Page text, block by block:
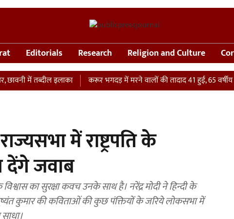
Editorials Research Religion and Culture
में तब्दील इलाका करूर भगदड़ में मरने वालों की तादाद 41 हुई, 65 वर्षीय
में राष्ट्रपति के
देंगे जवाब
का सुरक्षा कवच उनके साथ है। नरेंद्र मोदी ने हिन्दी के
कुमार की कविताओं की कुछ पंक्तियों के जरिये लोकसभा में